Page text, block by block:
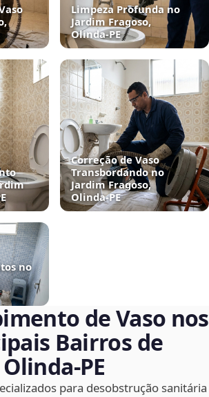
Limpeza Profunda no
Jardim Fragoso,
Olinda‑PE
Correção de Vaso
Transbordando no
Jardim Fragoso,
Olinda‑PE
no
de Vaso nos
Bairros de
Olinda‑PE
para desobstrução sanitária